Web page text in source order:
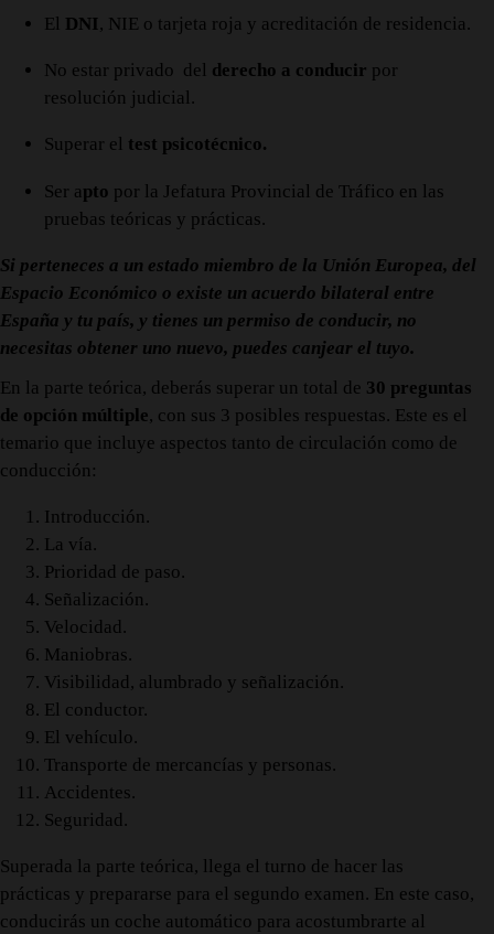
El DNI, NIE o tarjeta roja y acreditación de residencia.
No estar privado del derecho a conducir por
resolución judicial.
Superar el test psicotécnico.
Ser apto por la Jefatura Provincial de Tráfico en las
pruebas teóricas y prácticas.
Si perteneces a un estado miembro de la Unión Europea, del
Espacio Económico o existe un acuerdo bilateral entre
España y tu país, y tienes un permiso de conducir, no
necesitas obtener uno nuevo, puedes canjear el tuyo.
En la parte teórica, deberás superar un total de 30 preguntas
de opción múltiple, con sus 3 posibles respuestas. Este es el
temario que incluye aspectos tanto de circulación como de
conducción:
Introducción.
La vía.
Prioridad de paso.
Señalización.
Velocidad.
Maniobras.
Visibilidad, alumbrado y señalización.
El conductor.
El vehículo.
Transporte de mercancías y personas.
Accidentes.
Seguridad.
Superada la parte teórica, llega el turno de hacer las
prácticas y prepararse para el segundo examen. En este caso,
conducirás un coche automático para acostumbrarte al